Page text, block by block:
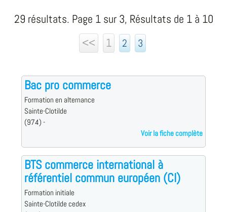
29 résultats. Page 1 sur 3, Résultats de 1 à 10
<<
1 2 3
Bac pro commerce
Formation en alternance
Sainte-Clotilde
(974) -
Voir la fiche complète
BTS commerce international à
référentiel commun européen (CI)
Formation initiale
Sainte-Clotilde cedex